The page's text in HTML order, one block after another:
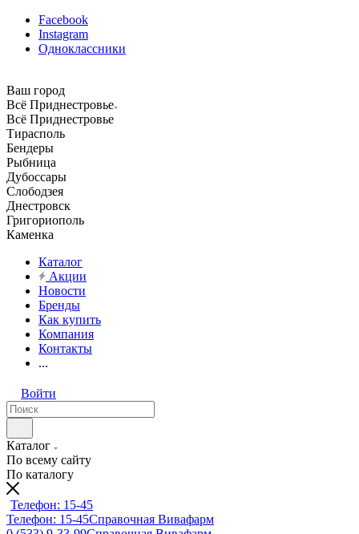
Facebook
Instagram
Одноклассники
Ваш город
Всё Приднестровье
Всё Приднестровье
Тирасполь
Бендеры
Рыбница
Дубоссары
Слободзея
Днестровск
Григориополь
Каменка
Каталог
Акции
Новости
Бренды
Как купить
Компания
Контакты
...
Войти
Каталог
По всему сайту
По каталогу
Телефон: 15-45
Телефон: 15-45Справочная Вивафарм